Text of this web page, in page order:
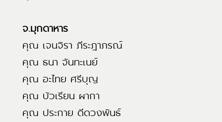
จ.มุกดาหาร
คุณ เจนจิรา ภีระฎาภรณ์
คุณ ธนา จันทะเนย์
คุณ อะไทย ศรีบุญ
คุณ บัวเรียน ผากา
คุณ ประกาย ดีดวงพันธ์